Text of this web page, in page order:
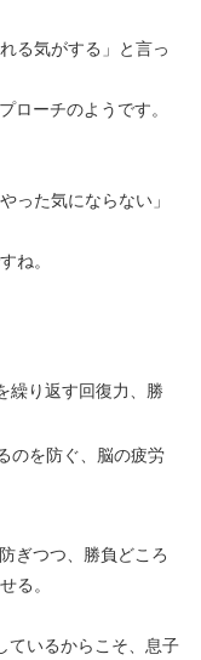
る気がする」と言っ
ローチのようです。
った気にならない」
ね。
繰り返す回復力、勝
のを防ぐ、脳の疲労
ぎつつ、勝負どころ
る。
ているからこそ、息子